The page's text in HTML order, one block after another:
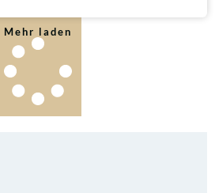
Mehr laden